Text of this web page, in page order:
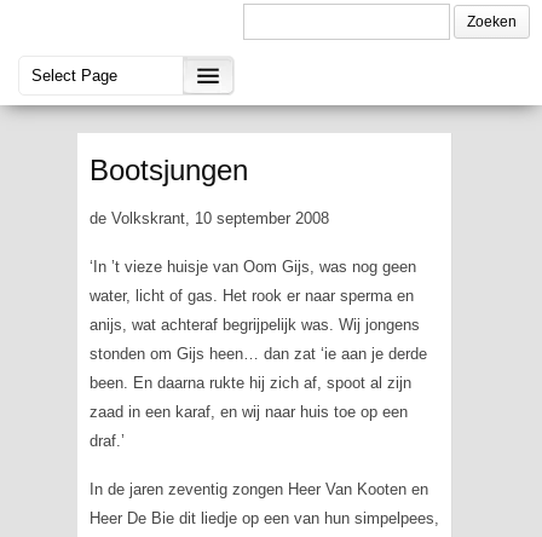
Bootsjungen
de Volkskrant, 10 september 2008
‘In ’t vieze huisje van Oom Gijs, was nog geen
water, licht of gas. Het rook er naar sperma en
anijs, wat achteraf begrijpelijk was. Wij jongens
stonden om Gijs heen… dan zat ‘ie aan je derde
been. En daarna rukte hij zich af, spoot al zijn
zaad in een karaf, en wij naar huis toe op een
draf.’
In de jaren zeventig zongen Heer Van Kooten en
Heer De Bie dit liedje op een van hun simpelpees,